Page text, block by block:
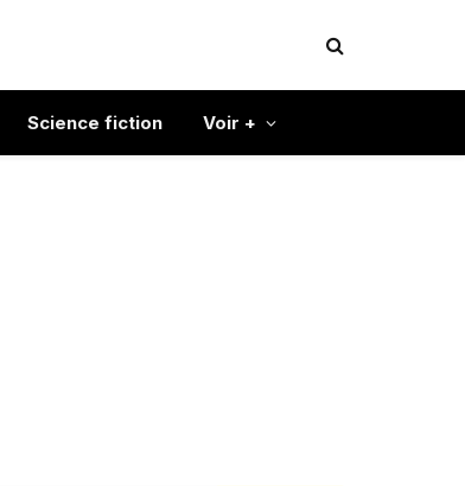
Science fiction Voir +